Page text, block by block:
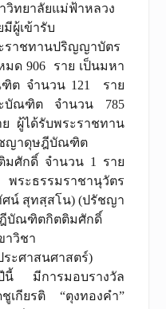
วิทยาลัยแม่ฟ้าหลวง
มีผู้เข้ารับ
ราชทานปริญญาบัตร
มด 906 ราย เป็นมหา
ต จำนวน 121 ราย
บัณฑิต จำนวน 785
ย ผู้ได้รับพระราชทาน
ญาดุษฎีบัณฑิต
มศักดิ์ จำนวน 1 ราย
พระธรรมราชานุวัตร
น์ สุทสฺสโน) (ปรัชญา
บัณฑิตกิตติมศักดิ์
าวิชา
ระศาสนศาสตร์)
นี้ มีการมอบรางวัล
ชูเกียรติ “ตุงทองคำ”